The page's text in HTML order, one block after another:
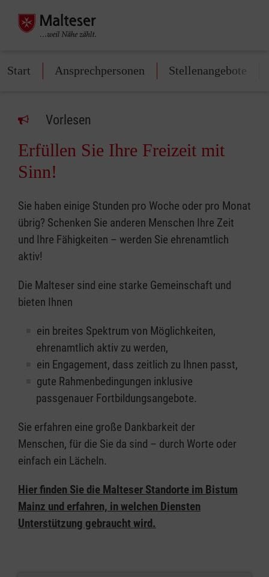
Start Ansprechpersonen Stellenangebote
Vorlesen
Erfüllen Sie Ihre Freizeit mit
Sinn!
Sie haben einige Stunden pro Woche oder pro Monat
übrig? Schenken Sie anderen Menschen Ihre Zeit
und Ihre Fähigkeiten – werden Sie ehrenamtlich
aktiv!
Die Malteser sind eine starke Gemeinschaft und
bieten Ihnen
ein breites Spektrum von Möglichkeiten,
ehrenamtlich aktiv zu werden,
ein Engagement, dass zeitlich zu Ihnen passt,
gute Rahmenbedingungen inklusive
passgenauer Fortbildungsangebote.
Sie erfahren eine große Dankbarkeit der
Menschen, für die Sie da sind – durch Worte oder
einfach ein Lächeln.
Hier finden Sie die Malteser Standorte im Bistum
Mainz und erfahren, in welchen Diensten
Unterstützung gebraucht wird.